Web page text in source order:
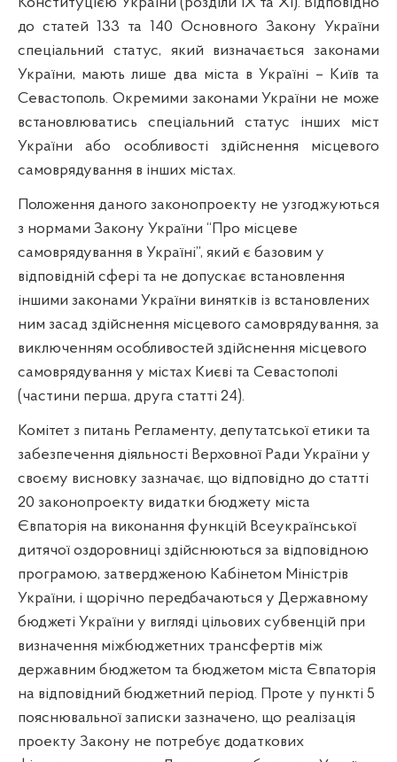
до статей 133 та 140 Основного Закону України
спеціальний статус, який визначається
законами
України, мають лише два міста в Україні – Київ та
Севастополь. Окремими законами України не може
встановлюватись спеціальний статус інших міст
України або особливості здійснення місцевого
самоврядування в інших містах.
Положення даного законопроекту не узгоджуються
з нормами Закону України “Про місцеве
самоврядування в Україні”, який є базовим у
відповідній сфері та не допускає встановлення
іншими законами України винятків із встановлених
ним засад здійснення місцевого самоврядування, за
виключенням особливостей здійснення місцевого
самоврядування у містах Києві та Севастополі
(частини перша, друга статті 24).
Комітет з питань Регламенту, депутатської етики та
забезпечення діяльності Верховної Ради України у
своєму висновку зазначає, що відповідно до статті
20 законопроекту видатки бюджету міста
Євпаторія на виконання функцій Всеукраїнської
дитячої оздоровниці здійснюються за відповідною
програмою, затвердженою Кабінетом Міністрів
України, і щорічно передбачаються у Державному
бюджеті України у вигляді цільових субвенцій при
визначення міжбюджетних трансфертів між
державним бюджетом та бюджетом міста Євпаторія
на відповідний бюджетний період. Проте у пункті 5
пояснювальної записки зазначено, що реалізація
проекту Закону не потребує додаткових